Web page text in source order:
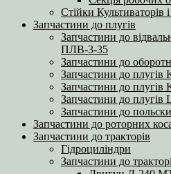
Стійки Культиваторів
Запчастини до плугів
Запчастини до
ПЛВ-3-35
Запчастини до
Запчастини до плугів
Запчастини до плугів
Запчастини до плугів
Запчастини до
Запчастини до роторних
Запчастини до тракторів
Гідроциліндри
Запчастини до